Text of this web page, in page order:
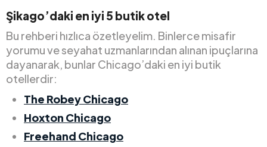
Şikago’daki en iyi 5 butik otel
Bu rehberi hızlıca özetleyelim. Binlerce misafir
yorumu ve seyahat uzmanlarından alınan ipuçlarına
dayanarak, bunlar Chicago’daki en iyi butik
otellerdir:
The Robey Chicago
Hoxton Chicago
Freehand Chicago